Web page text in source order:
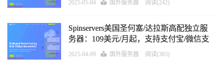
2025-05-04 国外服务器 阅读(242)
Spinservers美国圣何塞/达拉斯高配独立服
务器：109美元/月起，支持支付宝/微信支
2025-04-09 国外服务器 阅读(383)